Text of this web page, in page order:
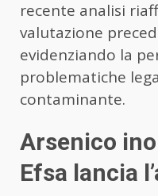
recente analisi
valutazione
evidenziando la
problematiche
contaminante.
Arsenico
Efsa lancia